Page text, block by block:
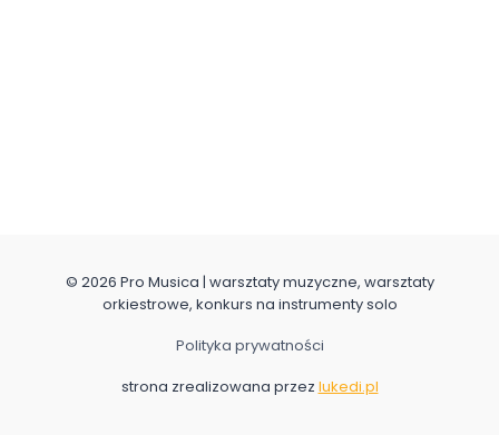
© 2026 Pro Musica | warsztaty muzyczne, warsztaty
orkiestrowe, konkurs na instrumenty solo
Polityka prywatności
strona zrealizowana przez lukedi.pl